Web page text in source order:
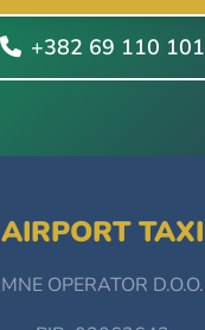
+382 69 110 101
AIRPORT TAXI
MNE OPERATOR D.O.O.